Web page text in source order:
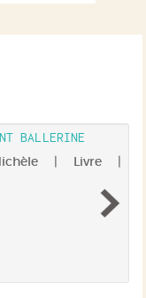
BALLERINE
| Livre |